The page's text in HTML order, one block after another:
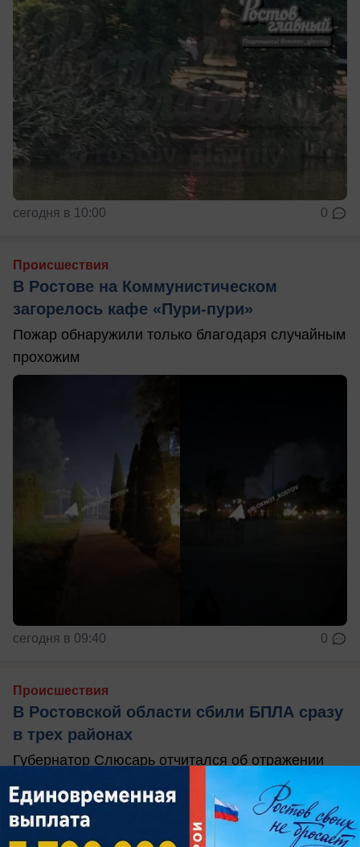
сегодня в 10:00 0
Происшествия
В Ростове на Коммунистическом
загорелось кафе «Пури-пури»
Пожар обнаружили только благодаря случайным
прохожим
сегодня в 09:40 0
Происшествия
В Ростовской области сбили БПЛА сразу
в трех районах
Губернатор Слюсарь отчитался об отражении
ночной атаки — жертв и разрушений нет